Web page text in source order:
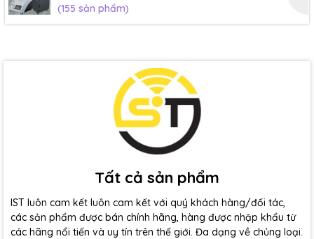
(155 sản phẩm)
Tất cả sản phẩm
IST luôn cam kết luôn cam kết với quý khách hàng/đối tác,
các sản phẩm được bán chính hãng, hàng được nhập khẩu từ
các hãng nổi tiến và uy tín trên thế giới. Đa dạng về chủng loại.